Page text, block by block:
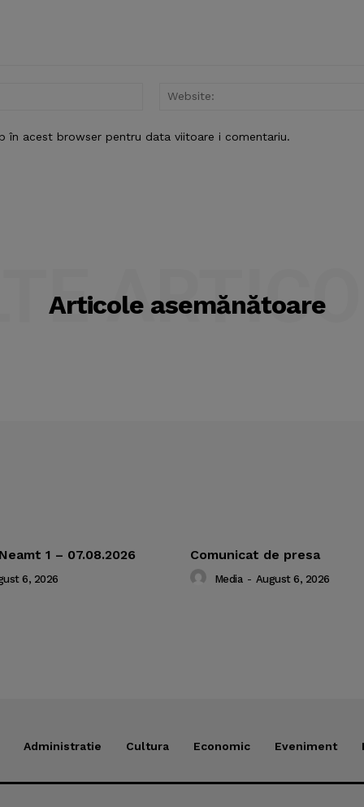
Email:*
în acest browser pentru data viitoare i comentariu.
Articole asemănătoare
1 – 07.08.2026
6, 2026
Comunicat de presa
Media - August 6, 2026
Administratie Cultura Economic Eveniment